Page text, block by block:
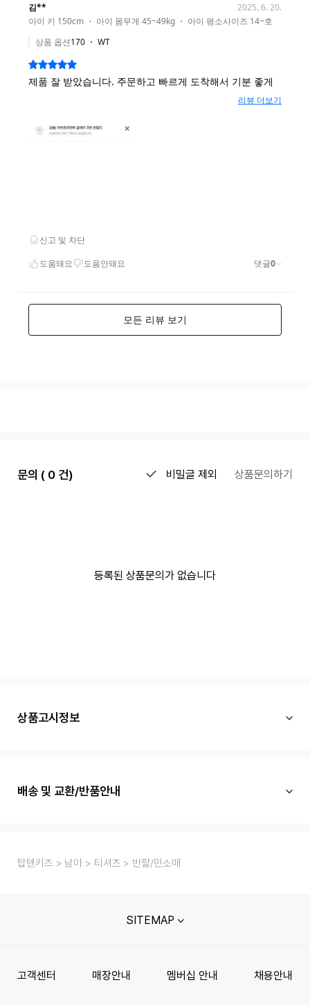
문의 ( 0 건) 비밀글 제외 상품문의하기
등록된 상품문의가 없습니다
상품고시정보
배송 및 교환/반품안내
탑텐키즈 남아 티셔츠 반팔/민소매
SITEMAP
고객센터 매장안내 멤버십 안내 채용안내